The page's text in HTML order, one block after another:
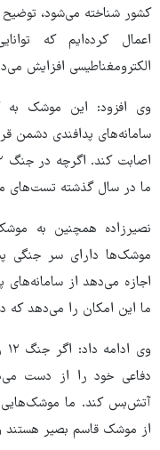
کشور شناخته می‌شود،
اعمال کرده‌ایم که
الکترومغناطیسی افزایش
وی افزود: این موشک به
سامانه‌های پدافندی دشمن
ما در سال گذشته تست‌های
نصیرزاده همچنین به
موشک‌ها دارای سر جنگی
اجازه می‌دهد از سامانه‌های
ما این امکان را می‌دهد که
دفاعی خود را از دست
آتش‌بس کند. ما موشک‌هایی
از موشک قاسم بصیر هستند و